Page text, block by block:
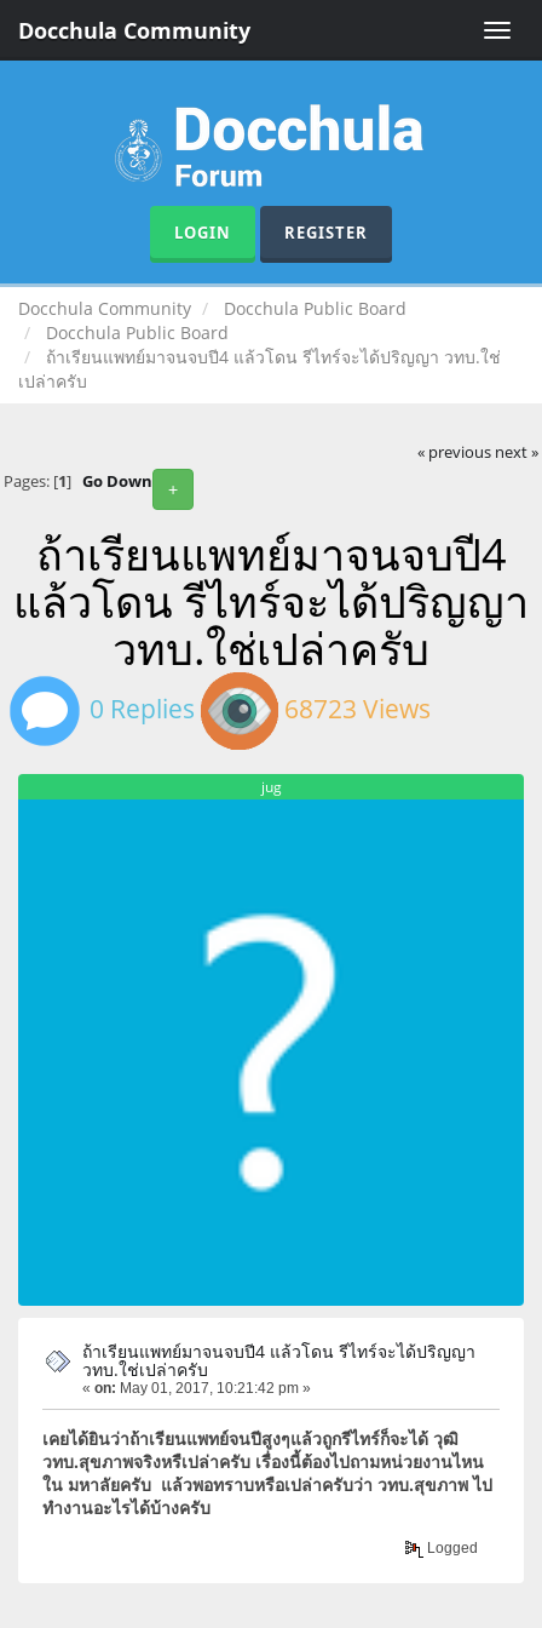
Toggle
Docchula Community
LOGIN REGISTER
Docchula Community
Docchula Public Board
Docchula Public Board
ถ้าเรียนแพทย์มาจนจบปี4 แล้วโดน รีไทร์จะได้ปริญญา วทบ.ใช่
เปล่าครับ
« previous next »
+
Pages: [1] Go Down
ถ้าเรียนแพทย์มาจนจบปี4
แล้วโดน รีไทร์จะได้ปริญญา
วทบ.ใช่เปล่าครับ
0 Replies 68723 Views
jug
ถ้าเรียนแพทย์มาจนจบปี4 แล้วโดน รีไทร์จะได้ปริญญา
วทบ.ใช่เปล่าครับ
« on: May 01, 2017, 10:21:42 pm »
เคยได้ยินว่าถ้าเรียนแพทย์จนปีสูงๆแล้วถูกรีไทร์ก็จะได้ วุฒิ
วทบ.สุขภาพจริงหรืเปล่าครับ เรื่องนี้ต้องไปถามหน่วยงานไหน
ใน มหาลัยครับ แล้วพอทราบหรือเปล่าครับว่า วทบ.สุขภาพ ไป
ทำงานอะไรได้บ้างครับ
Logged